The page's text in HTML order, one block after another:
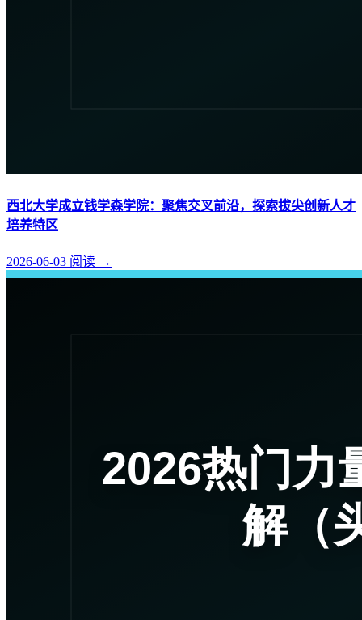
西北大学成立钱学森学院：聚焦交叉前沿，探索拔尖创新人才
培养特区
2026-06-03 阅读 →